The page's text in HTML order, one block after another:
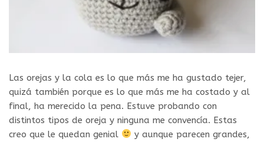
Las orejas y la cola es lo que más me ha gustado tejer,
quizá también porque es lo que más me ha costado y al
final, ha merecido la pena. Estuve probando con
distintos tipos de oreja y ninguna me convencía. Estas
creo que le quedan genial
y aunque parecen grandes,